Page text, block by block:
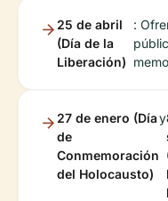
25 de abril
(Día de la
Liberación)
:
27 de enero (Día
de
Conmemoración
del Holocausto)
y